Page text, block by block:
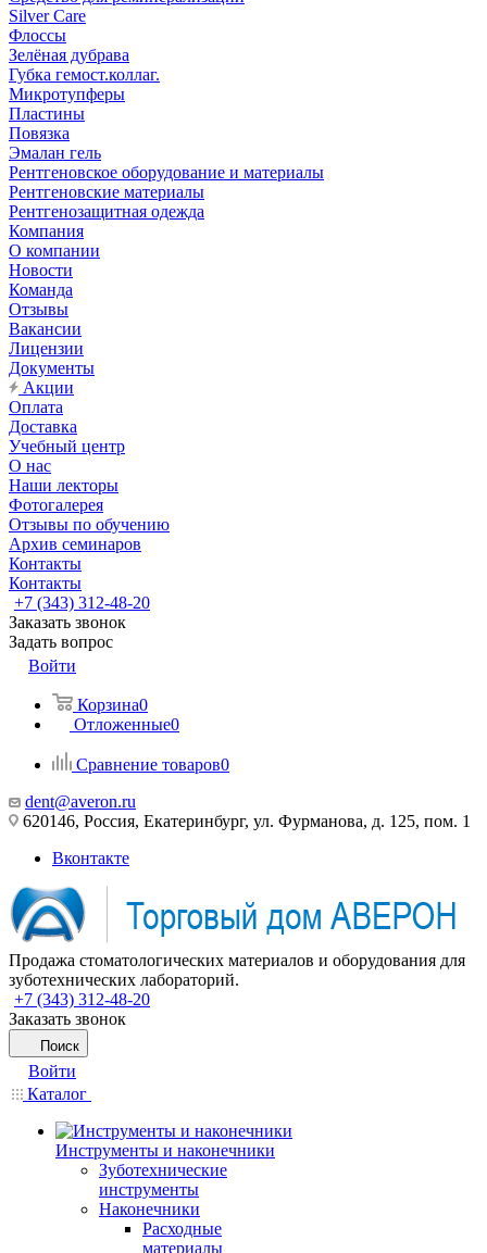
Silver Care
Флоссы
Зелёная дубрава
Губка гемост.коллаг.
Микротупферы
Пластины
Повязка
Эмалан гель
Рентгеновское оборудование и материалы
Рентгеновские материалы
Рентгенозащитная одежда
Компания
О компании
Новости
Команда
Отзывы
Вакансии
Лицензии
Документы
Акции
Оплата
Доставка
Учебный центр
О нас
Наши лекторы
Фотогалерея
Отзывы по обучению
Архив семинаров
Контакты
Контакты
+7 (343) 312-48-20
Заказать звонок
Задать вопрос
Войти
Корзина0
Отложенные0
Сравнение товаров0
dent@averon.ru
620146, Россия, Екатеринбург, ул. Фурманова, д. 125, пом. 1
Вконтакте
Продажа стоматологических материалов и оборудования для
зуботехнических лабораторий.
+7 (343) 312-48-20
Заказать звонок
Поиск
Войти
Каталог
Инструменты и наконечники
Зуботехнические
инструменты
Наконечники
Расходные
материалы